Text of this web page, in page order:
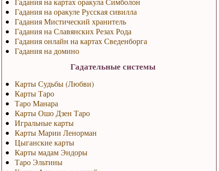
Гадания на оракуле Русская сивилла
Гадания Мистический хранитель
Гадания на Славянских Резах Рода
Гадания онлайн на картах Сведенборга
Гадания на домино
Гадательные системы
Карты Судьбы (Любви)
Карты Таро
Таро Манара
Карты Ошо Дзен Таро
Игральные карты
Карты Марии Ленорман
Цыганские карты
Карты мадам Эндоры
Таро Эльтины